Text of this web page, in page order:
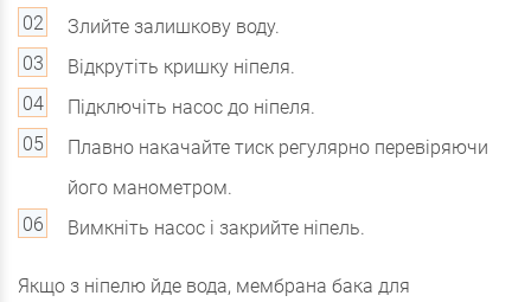
Злийте залишкову воду.
Відкрутіть кришку ніпеля.
Підключіть насос до ніпеля.
Плавно накачайте тиск регулярно перевіряючи
його манометром.
Вимкніть насос і закрийте ніпель.
Якщо з ніпелю йде вода, мембрана бака для